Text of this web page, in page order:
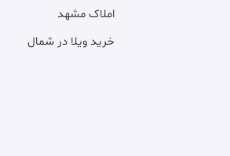
املاک مشهد
خرید ویلا در شمال